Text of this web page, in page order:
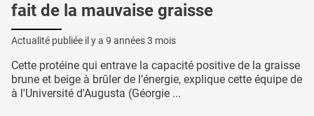
fait de la mauvaise graisse
Actualité publiée il y a 9 années 3 mois
Cette protéine qui entrave la capacité positive de la graisse
brune et beige à brûler de l’énergie, explique cette équipe de
à l'Université d'Augusta (Géorgie ...